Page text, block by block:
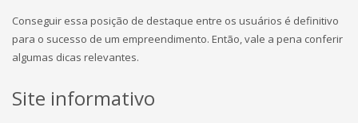
Conseguir essa posição de destaque entre os usuários é definitivo
para o sucesso de um empreendimento. Então, vale a pena conferir
algumas dicas relevantes.
Site informativo